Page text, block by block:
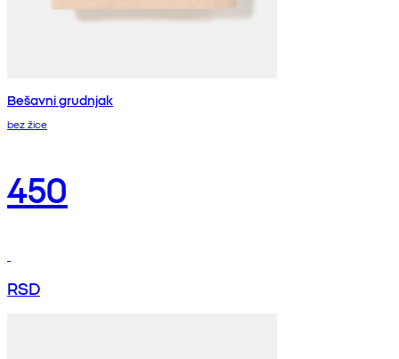
Bešavni grudnjak
bez žice
450
RSD